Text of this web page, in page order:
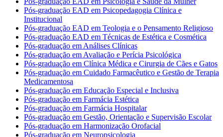
Pós-graduação EAD em Psicopedagogia Clínica e
Institucional
Pós-graduação EAD em Teologia e o Pensamento Religioso
Pós-graduação EAD em Técnicas de Estética e Cosmética
Pós-graduação em Análises Clínicas
Pós-graduação em Avaliação e Perícia Psicológica
Pós-graduação em Clínica Médica e Cirurgia de Cães e Gatos
Pós-graduação em Cuidado Farmacêutico e Gestão de Terapia
Medicamentosa
Pós-graduação em Educação Especial e Inclusiva
Pós-graduação em Farmácia Estética
Pós-graduação em Farmácia Hospitalar
Pós-graduação em Gestão, Orientação e Supervisão Escolar
Pós-graduação em Harmonização Orofacial
Pós-graduação em Neuropsicologia